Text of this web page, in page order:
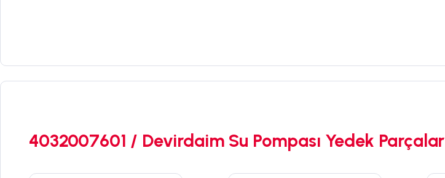
4032007601 / Devirdaim Su Pompası Yedek Parçalar